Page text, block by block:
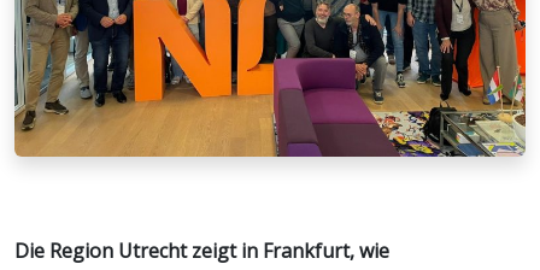
Die Region Utrecht zeigt in Frankfurt, wie